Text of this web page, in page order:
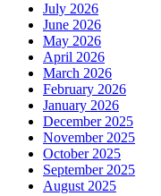
July 2026
June 2026
May 2026
April 2026
March 2026
February 2026
January 2026
December 2025
November 2025
October 2025
September 2025
August 2025